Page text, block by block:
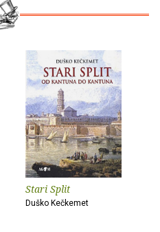
Stari Split
Duško Kečkemet